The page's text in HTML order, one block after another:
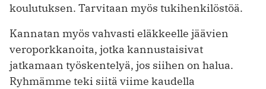
koulutuksen. Tarvitaan myös tukihenkilöstöä.
Kannatan myös vahvasti eläkkeelle jäävien
veroporkkanoita, jotka kannustaisivat
jatkamaan työskentelyä, jos siihen on halua.
Ryhmämme teki siitä viime kaudella